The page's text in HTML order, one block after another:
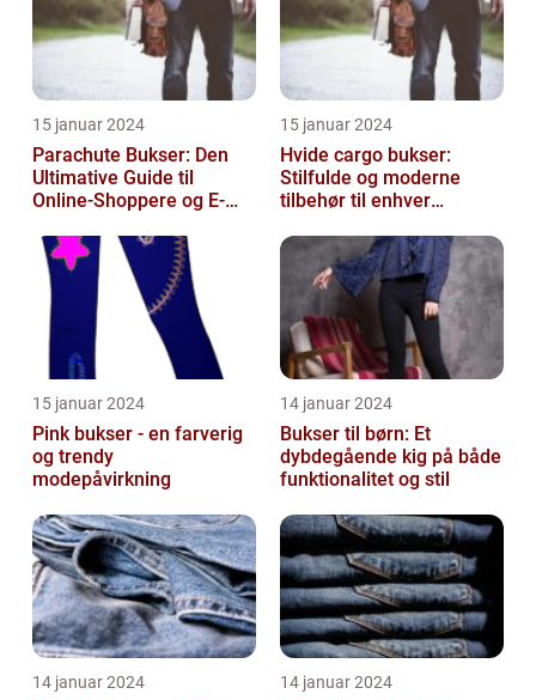
15 januar 2024
Parachute Bukser: Den
Ultimative Guide til
Online-Shoppere og E-
15 januar 2024
Hvide cargo bukser:
Stilfulde og moderne
tilbehør til enhver
15 januar 2024
Pink bukser - en farverig
og trendy
modepåvirkning
14 januar 2024
Bukser til børn: Et
dybdegående kig på både
funktionalitet og stil
14 januar 2024 14 januar 2024